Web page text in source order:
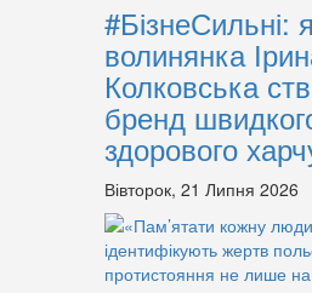
#БізнеСильні:
волинянка
Колковська
бренд
здорового
Вівторок, 21 Липня 2026